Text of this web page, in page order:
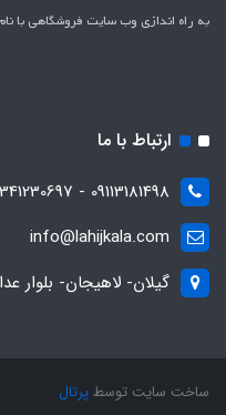
به راه اندازی وب سایت فروشگاهی با
ارتباط با ما
09113181498 - 01341230697
info@lahijkala.com
گیلان- لاهیجان- بلوار
ساخت سایت توسطپرتال